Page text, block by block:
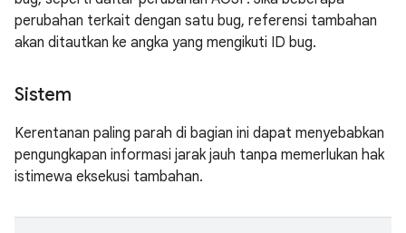
perubahan terkait dengan satu bug, referensi tambahan
akan ditautkan ke angka yang mengikuti ID bug.
Sistem
Kerentanan paling parah di bagian ini dapat menyebabkan
pengungkapan informasi jarak jauh tanpa memerlukan hak
istimewa eksekusi tambahan.